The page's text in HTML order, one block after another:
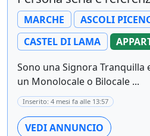
MARCHE
ASCOLI
CASTEL DI LAMA
Sono una Signora Tranquilla
un Monolocale o Bilocale ...
Inserito: 4 mesi fa alle 13:57
VEDI ANNUNCIO